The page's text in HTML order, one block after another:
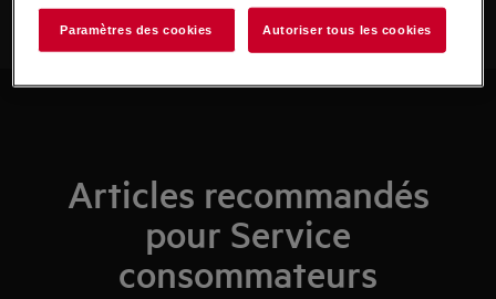
Articles recommandés
pour Service
consommateurs
Paramètres des cookies Autoriser tous les cookies